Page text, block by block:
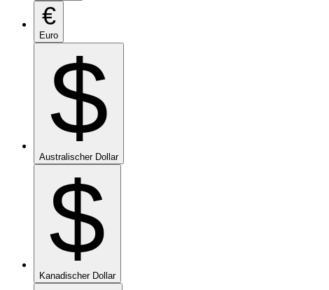
€
Euro
$
Australischer Dollar
$
Kanadischer Dollar